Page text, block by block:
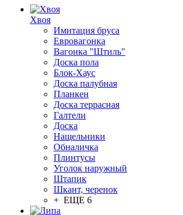
Хвоя
Имитация бруса
Евровагонка
Вагонка "Штиль"
Доска пола
Блок-Хаус
Доска палубная
Планкен
Доска террасная
Галтели
Доска
Нащельники
Обналичка
Плинтусы
Уголок наружный
Штапик
Шкант, черенок
+ ЕЩЕ 6